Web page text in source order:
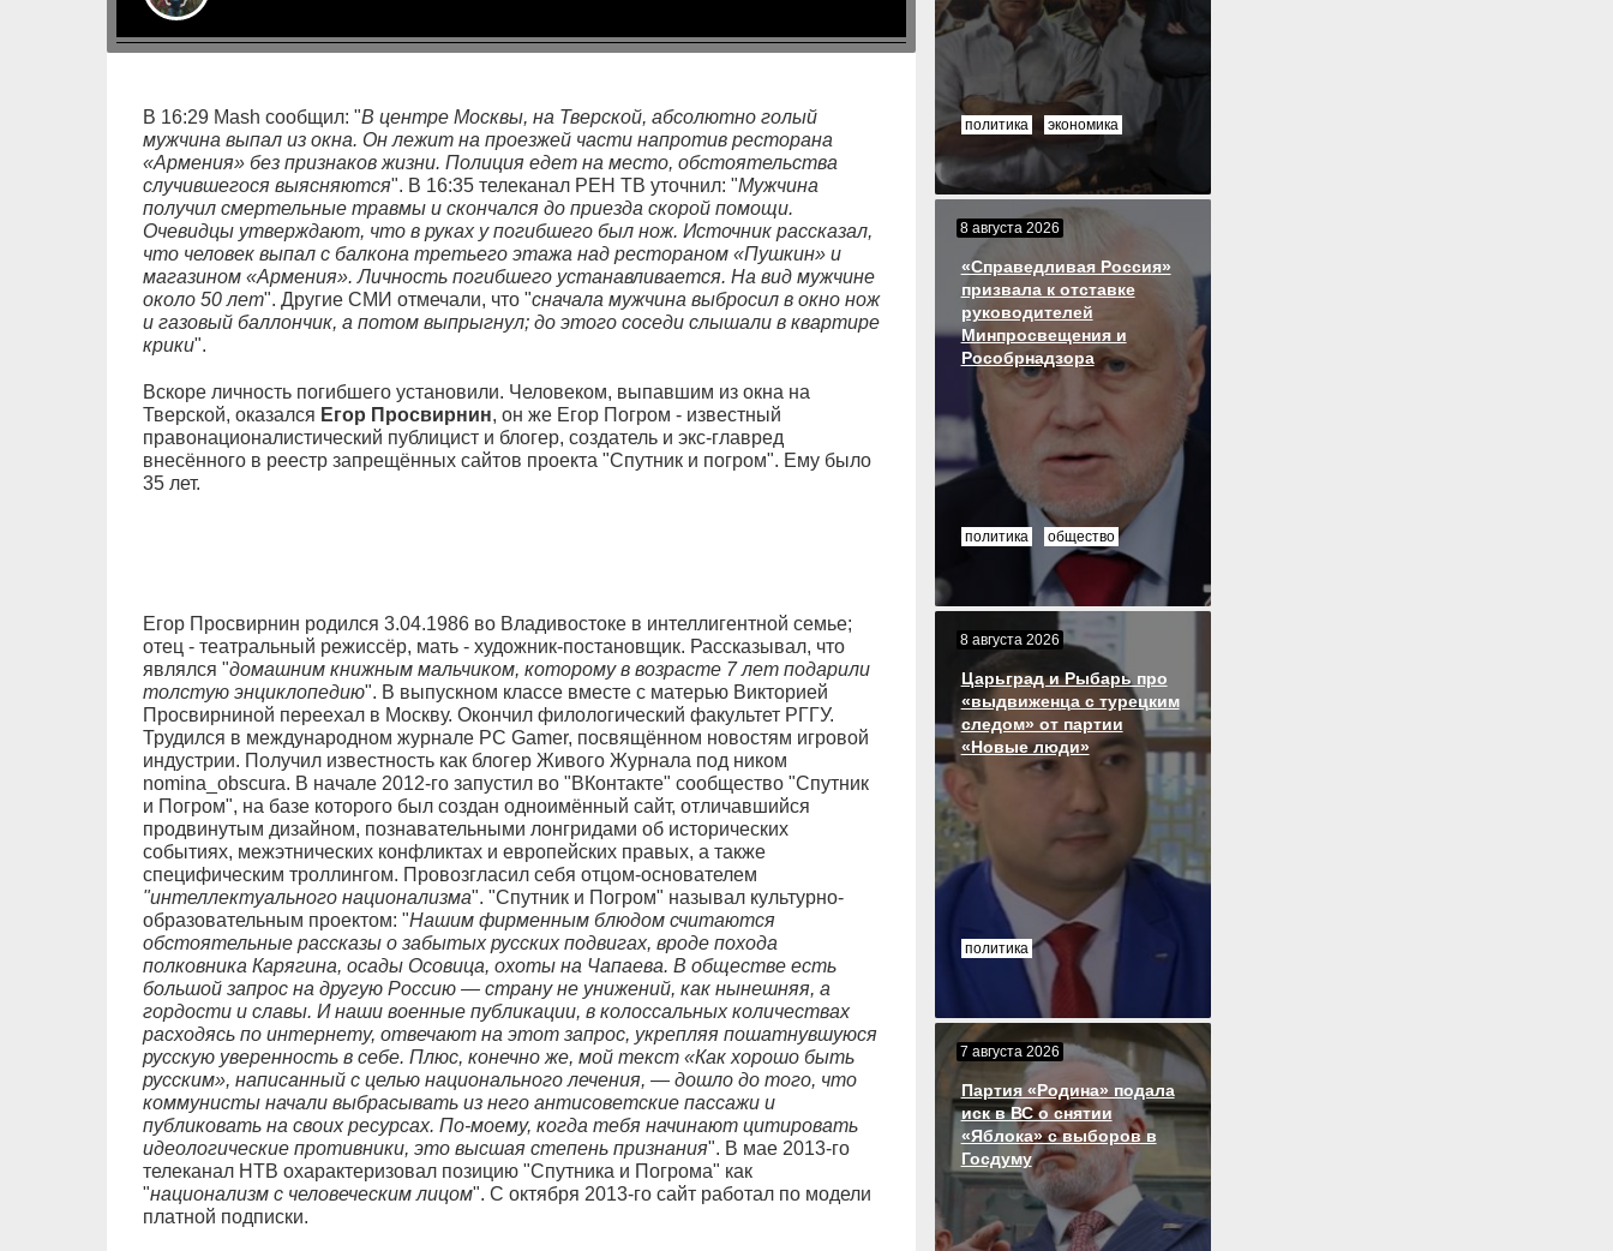
В 16:29 Mash сообщил: "В центре Москвы, на Тверской, абсолютно голый
мужчина выпал из окна. Он лежит на проезжей части напротив ресторана
«Армения» без признаков жизни. Полиция едет на место, обстоятельства
случившегося выясняются". В 16:35 телеканал РЕН ТВ уточнил: "Мужчина
получил смертельные травмы и скончался до приезда скорой помощи.
Очевидцы утверждают, что в руках у погибшего был нож. Источник рассказал,
что человек выпал с балкона третьего этажа над рестораном «Пушкин» и
магазином «Армения». Личность погибшего устанавливается. На вид мужчине
около 50 лет". Другие СМИ отмечали, что "сначала мужчина выбросил в окно нож
и газовый баллончик, а потом выпрыгнул; до этого соседи слышали в квартире
крики".
Вскоре личность погибшего установили. Человеком, выпавшим из окна на
Тверской, оказался Егор Просвирнин, он же Егор Погром - известный
правонационалистический публицист и блогер, создатель и экс-главред
внесённого в реестр запрещённых сайтов проекта "Спутник и погром". Ему было
35 лет.
Егор Просвирнин родился 3.04.1986 во Владивостоке в интеллигентной семье;
отец - театральный режиссёр, мать - художник-постановщик. Рассказывал, что
являлся "домашним книжным мальчиком, которому в возрасте 7 лет подарили
толстую энциклопедию". В выпускном классе вместе с матерью Викторией
Просвирниной переехал в Москву. Окончил филологический факультет РГГУ.
Трудился в международном журнале PC Gamer, посвящённом новостям игровой
индустрии. Получил известность как блогер Живого Журнала под ником
nomina_obscura. В начале 2012-го запустил во "ВКонтакте" сообщество "Спутник
и Погром", на базе которого был создан одноимённый сайт, отличавшийся
продвинутым дизайном, познавательными лонгридами об исторических
событиях, межэтнических конфликтах и европейских правых, а также
специфическим троллингом. Провозгласил себя отцом-основателем
"интеллектуального национализма". "Спутник и Погром" называл культурно-
образовательным проектом: "Нашим фирменным блюдом считаются
обстоятельные рассказы о забытых русских подвигах, вроде похода
полковника Карягина, осады Осовица, охоты на Чапаева. В обществе есть
большой запрос на другую Россию — страну не унижений, как нынешняя, а
гордости и славы. И наши военные публикации, в колоссальных количествах
расходясь по интернету, отвечают на этот запрос, укрепляя пошатнувшуюся
русскую уверенность в себе. Плюс, конечно же, мой текст «Как хорошо быть
русским», написанный с целью национального лечения, — дошло до того, что
коммунисты начали выбрасывать из него антисоветские пассажи и
публиковать на своих ресурсах. По-моему, когда тебя начинают цитировать
идеологические противники, это высшая степень признания". В мае 2013-го
телеканал НТВ охарактеризовал позицию "Спутника и Погрома" как
"национализм с человеческим лицом". С октября 2013-го сайт работал по модели
платной подписки.
политика экономика
8 августа 2026
«Справедливая Россия»
призвала к отставке
руководителей
Минпросвещения и
Рособрнадзора
политика общество
8 августа 2026
Царьград и Рыбарь про
«выдвиженца с турецким
следом» от партии
«Новые люди»
политика
7 августа 2026
Партия «Родина» подала
иск в ВС о снятии
«Яблока» с выборов в
Госдуму